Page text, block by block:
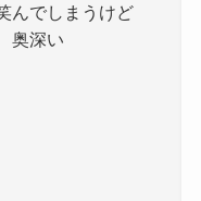
んでしまうけど
奥深い